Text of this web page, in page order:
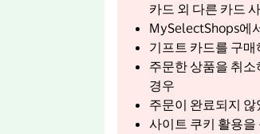
카드 외 다른 카드
MySelectShops에
기프트 카드를 구
주문한 상품을 취
경우
주문이 완료되지
사이트 쿠키 활용을